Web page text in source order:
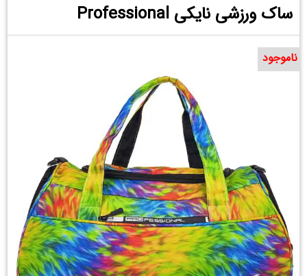
ساک ورزشی نایکی Professional
ناموجود